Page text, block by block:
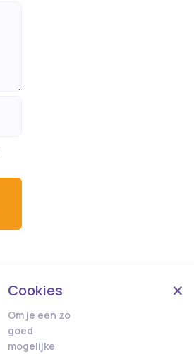
Cookies
Om je een zo
goed
mogelijke